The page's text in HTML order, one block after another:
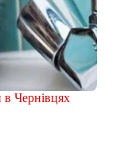
в Чернівцях